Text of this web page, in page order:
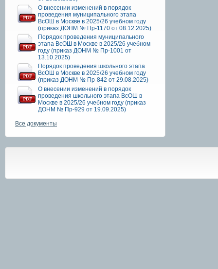
О внесении изменений в порядок
проведения муниципального этапа
ВсОШ в Москве в 2025/26 учебном году
(приказ ДОНМ № Пр-1170 от 08.12.2025)
Порядок проведения муниципального
этапа ВсОШ в Москве в 2025/26 учебном
году (приказ ДОНМ № Пр-1001 от
13.10.2025)
Порядок проведения школьного этапа
ВсОШ в Москве в 2025/26 учебном году
(приказ ДОНМ № Пр-842 от 29.08.2025)
О внесении изменений в порядок
проведения школьного этапа ВсОШ в
Москве в 2025/26 учебном году (приказ
ДОНМ № Пр-929 от 19.09.2025)
Все документы